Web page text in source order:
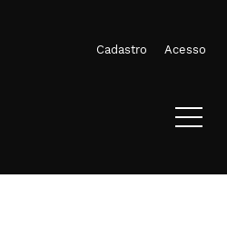
Cadastro Acesso